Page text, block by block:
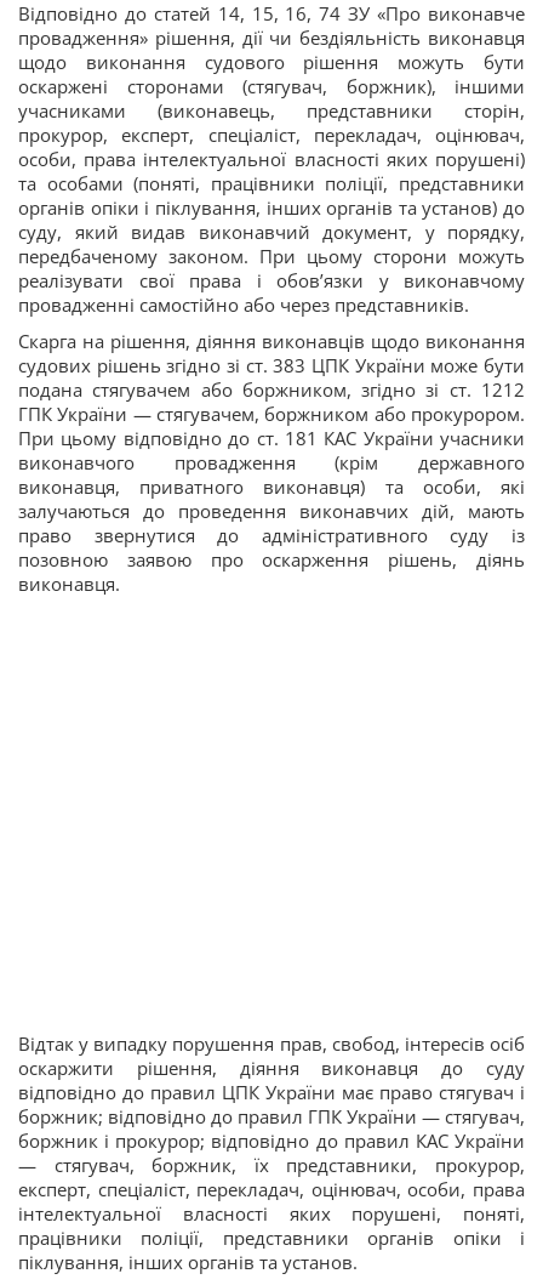
Відповідно до статей 14, 15, 16, 74 ЗУ «Про виконавче
провадження» рішення, дії чи бездіяльність виконавця
щодо виконання судового рішення можуть бути
оскаржені сторонами (стягувач, боржник), іншими
учасниками (виконавець, представники сторін,
прокурор, експерт, спеціаліст, перекладач, оцінювач,
особи, права інтелектуальної власності яких порушені)
та особами (поняті, працівники поліції, представники
органів опіки і піклування, інших органів та установ) до
суду, який видав виконавчий документ, у порядку,
передбаченому законом. При цьому сторони можуть
реалізувати свої права і обов’язки у виконавчому
провадженні самостійно або через представників.
Скарга на рішення, діяння виконавців щодо виконання
судових рішень згідно зі ст. 383 ЦПК України може бути
подана стягувачем або боржником, згідно зі ст. 1212
ГПК України — стягувачем, боржником або прокурором.
При цьому відповідно до ст. 181 КАС України учасники
виконавчого провадження (крім державного
виконавця, приватного виконавця) та особи, які
залучаються до проведення виконавчих дій, мають
право звернутися до адміністративного суду із
позовною заявою про оскарження рішень, діянь
виконавця.
Відтак у випадку порушення прав, свобод, інтересів осіб
оскаржити рішення, діяння виконавця до суду
відповідно до правил ЦПК України має право стягувач і
боржник; відповідно до правил ГПК України — стягувач,
боржник і прокурор; відповідно до правил КАС України
— стягувач, боржник, їх представники, прокурор,
експерт, спеціаліст, перекладач, оцінювач, особи, права
інтелектуальної власності яких порушені, поняті,
працівники поліції, представники органів опіки і
піклування, інших органів та установ.